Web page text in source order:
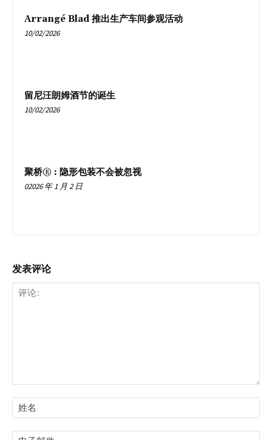
Arrangé Blad 推出生产车间参观活动
10/02/2026
留尼汪朗姆酒节的诞生
10/02/2026
聚桥® : 隐形包装不会被忽视
02026 年 1 月 2 日
发表评论
论:
名